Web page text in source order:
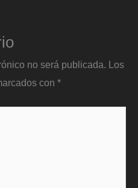
no será publicada. Los
con *